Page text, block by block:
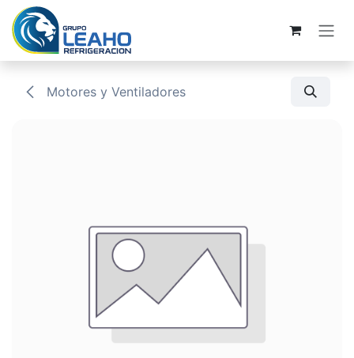
Ir al contenido
Motores y Ventiladores